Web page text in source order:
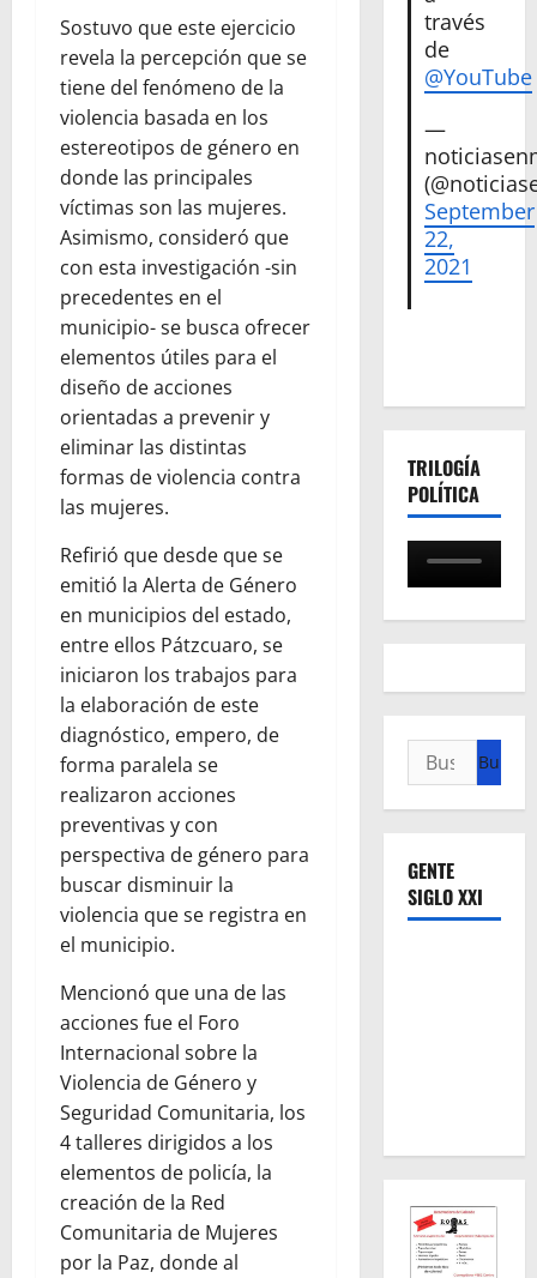
Sostuvo que este ejercicio
revela la percepción que se
tiene del fenómeno de la
violencia basada en los
estereotipos de género en
donde las principales
víctimas son las mujeres.
Asimismo, consideró que
con esta investigación -sin
precedentes en el
municipio- se busca ofrecer
elementos útiles para el
diseño de acciones
orientadas a prevenir y
eliminar las distintas
formas de violencia contra
las mujeres.
Refirió que desde que se
emitió la Alerta de Género
en municipios del estado,
entre ellos Pátzcuaro, se
iniciaron los trabajos para
la elaboración de este
diagnóstico, empero, de
forma paralela se
realizaron acciones
preventivas y con
perspectiva de género para
buscar disminuir la
violencia que se registra en
el municipio.
Mencionó que una de las
acciones fue el Foro
Internacional sobre la
Violencia de Género y
Seguridad Comunitaria, los
4 talleres dirigidos a los
elementos de policía, la
creación de la Red
Comunitaria de Mujeres
por la Paz, donde al
través
de
@YouTube
—
September
22,
2021
TRILOGÍA
POLÍTICA
Buscar:
GENTE
SIGLO XXI